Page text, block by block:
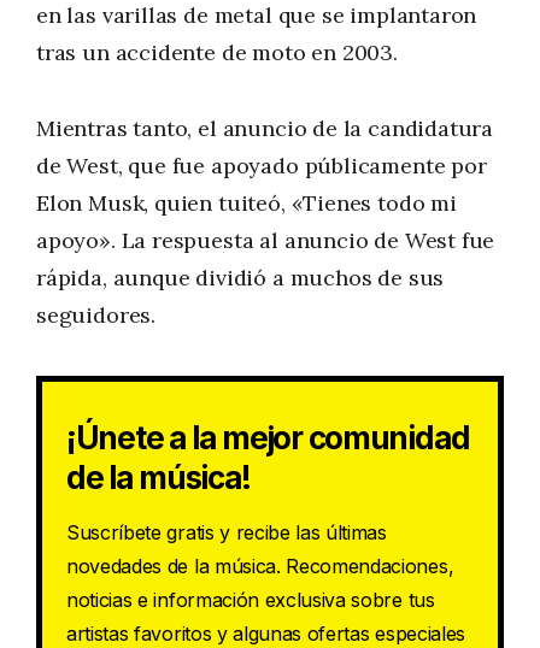
en las varillas de metal que se implantaron
tras un accidente de moto en 2003.
Mientras tanto, el anuncio de la candidatura
de West, que fue apoyado públicamente por
Elon Musk, quien tuiteó, «Tienes todo mi
apoyo». La respuesta al anuncio de West fue
rápida, aunque dividió a muchos de sus
seguidores.
¡Únete a la mejor comunidad
de la música!
Suscríbete gratis y recibe las últimas
novedades de la música. Recomendaciones,
noticias e información exclusiva sobre tus
artistas favoritos y algunas ofertas especiales